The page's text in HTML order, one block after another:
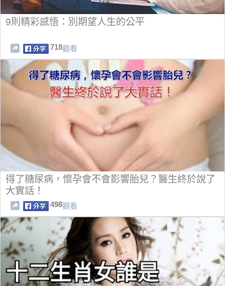
9則精彩感悟：別期望人生的公平
718觀看
得了糖尿病，懷孕會不會影響胎兒？醫生終於說了
大實話！
498觀看